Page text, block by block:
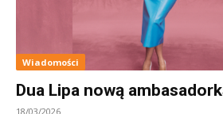
Wiadomości
Dua Lipa nową
18/03/2026